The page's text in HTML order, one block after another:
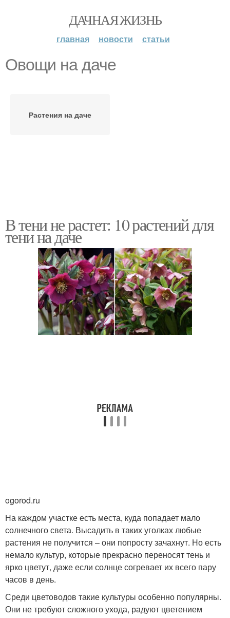
ДАЧНАЯ ЖИЗНЬ
главная новости статьи
Овощи на даче
Растения на даче
В тени не растет: 10 растений для
тени на даче
ogorod.ru
На каждом участке есть места, куда попадает мало
солнечного света. Высадить в таких уголках любые
растения не получится – они попросту зачахнут. Но есть
немало культур, которые прекрасно переносят тень и
ярко цветут, даже если солнце согревает их всего пару
часов в день.
Среди цветоводов такие культуры особенно популярны.
Они не требуют сложного ухода, радуют цветением